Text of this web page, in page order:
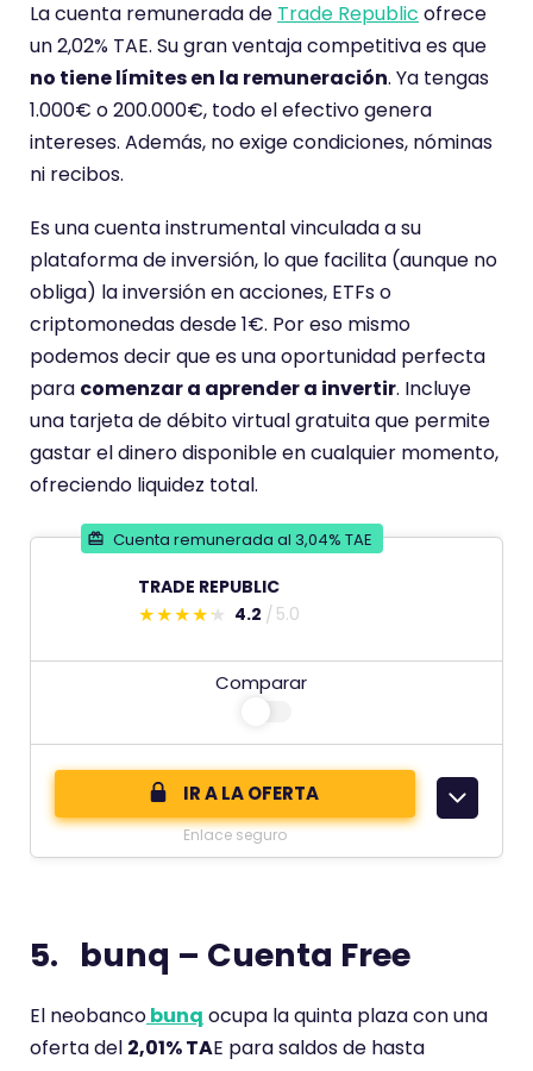
t
e
n
n
a
p
u
n
t
u
a
c
ó
n
d
La cuenta remunerada de Trade Republic ofrece
un 2,02% TAE. Su gran ventaja competitiva es que
no tiene límites en la remuneración. Ya tengas
1.000€ o 200.000€, todo el efectivo genera
intereses. Además, no exige condiciones, nóminas
ni recibos.
Es una cuenta instrumental vinculada a su
plataforma de inversión, lo que facilita (aunque no
obliga) la inversión en acciones, ETFs o
criptomonedas desde 1€. Por eso mismo
podemos decir que es una oportunidad perfecta
para comenzar a aprender a invertir. Incluye
una tarjeta de débito virtual gratuita que permite
gastar el dinero disponible en cualquier momento,
ofreciendo liquidez total.
Cuenta remunerada al 3,04% TAE
TRADE REPUBLIC
E
s
m
e
a
i
o
4.2 5.0
Comparar
IR A LA OFERTA
Enlace seguro
5. bunq – Cuenta Free
El neobancobunq ocupa la quinta plaza con una
oferta del 2,01% TAE para saldos de hasta